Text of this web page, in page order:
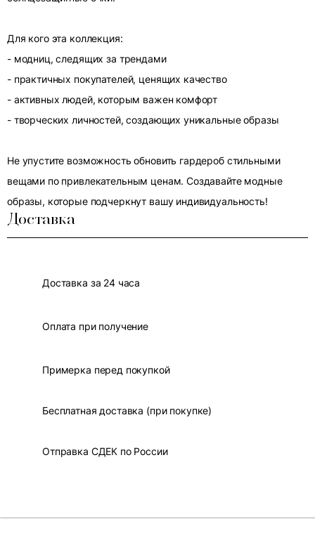
Для кого эта коллекция:
- модниц, следящих за трендами
- практичных покупателей, ценящих качество
- активных людей, которым важен комфорт
- творческих личностей, создающих уникальные образы
Не упустите возможность обновить гардероб стильными
вещами по привлекательным ценам. Создавайте модные
образы, которые подчеркнут вашу индивидуальность!
Доставка
Доставка за 24 часа
Оплата при получение
Примерка перед покупкой
Бесплатная доставка (при покупке)
Отправка СДЕК по России